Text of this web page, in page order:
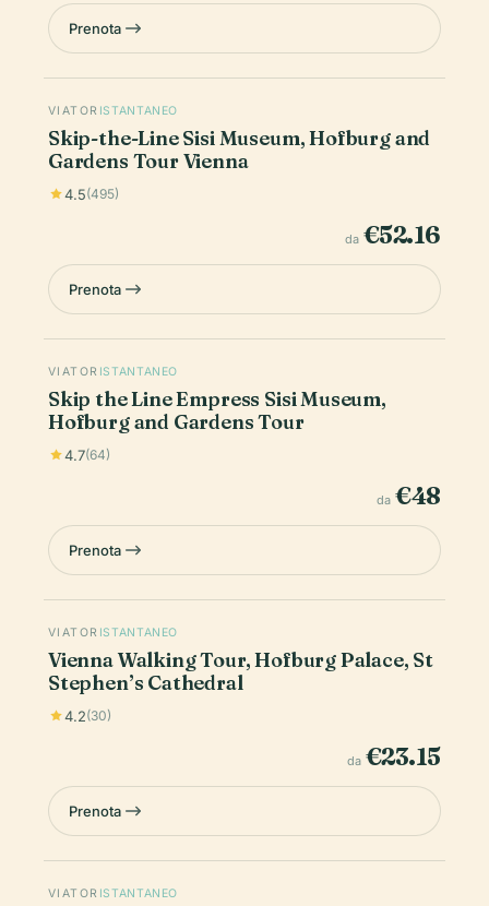
Prenota
VIATOR ISTANTANEO
Skip-the-Line Sisi Museum, Hofburg and
Gardens Tour Vienna
4.5(495)
da €52.16
Prenota
VIATOR ISTANTANEO
Skip the Line Empress Sisi Museum,
Hofburg and Gardens Tour
4.7(64)
da €48
Prenota
VIATOR ISTANTANEO
Vienna Walking Tour, Hofburg Palace, St
Stephen’s Cathedral
4.2(30)
da €23.15
Prenota
VIATOR ISTANTANEO